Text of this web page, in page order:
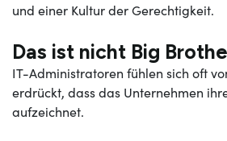
und einer Kultur der Gerechtigkeit.
Das ist nicht Big
IT-Administratoren fühlen sich oft
erdrückt, dass das Unternehmen
aufzeichnet.